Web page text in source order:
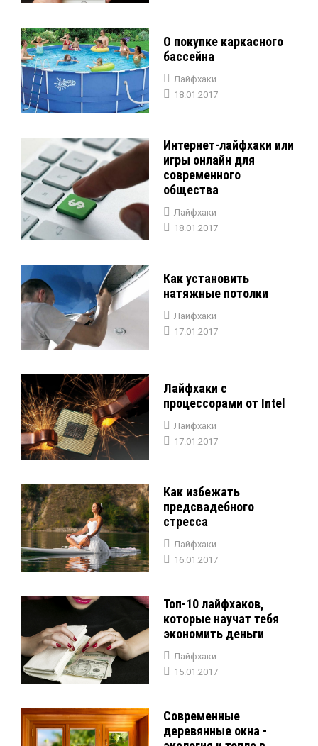
О покупке каркасного
бассейна
Лайфхаки
18.01.2017
Интернет-лайфхаки или
игры онлайн для
современного
общества
Лайфхаки
18.01.2017
Как установить
натяжные потолки
Лайфхаки
17.01.2017
Лайфхаки с
процессорами от Intel
Лайфхаки
17.01.2017
Как избежать
предсвадебного
стресса
Лайфхаки
16.01.2017
Топ-10 лайфхаков,
которые научат тебя
экономить деньги
Лайфхаки
15.01.2017
Современные
деревянные окна -